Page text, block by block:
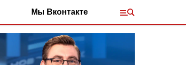
Мы Вконтакте